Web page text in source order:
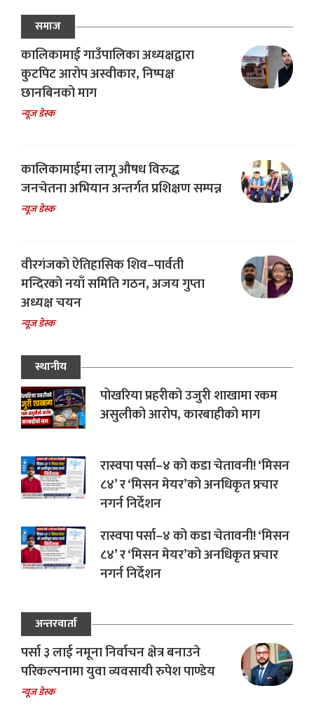
समाज
कालिकामाई गाउँपालिका अध्यक्षद्वारा
कुटपिट आरोप अस्वीकार, निष्पक्ष
छानबिनको माग
न्यूज डेस्क
कालिकामाईमा लागू औषध विरुद्ध
जनचेतना अभियान अन्तर्गत प्रशिक्षण सम्पन्न
न्यूज डेस्क
वीरगंजको ऐतिहासिक शिव–पार्वती
मन्दिरको नयाँ समिति गठन, अजय गुप्ता
अध्यक्ष चयन
न्यूज डेस्क
स्थानीय
पोखरिया प्रहरीको उजुरी शाखामा रकम
असुलीको आरोप, कारबाहीको माग
रास्वपा पर्सा–४ को कडा चेतावनी! ‘मिसन
८४’ र ‘मिसन मेयर’को अनधिकृत प्रचार
नगर्न निर्देशन
रास्वपा पर्सा–४ को कडा चेतावनी! ‘मिसन
८४’ र ‘मिसन मेयर’को अनधिकृत प्रचार
नगर्न निर्देशन
अन्तरवार्ता
पर्सा ३ लाई नमूना निर्वाचन क्षेत्र बनाउने
परिकल्पनामा युवा व्यवसायी रुपेश पाण्डेय
न्यूज डेस्क